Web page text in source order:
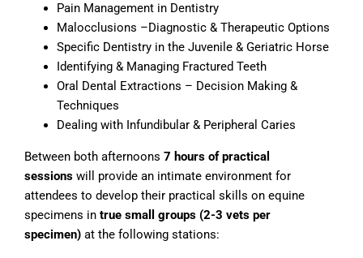
Pain Management in Dentistry
Malocclusions –Diagnostic & Therapeutic Options
Specific Dentistry in the Juvenile & Geriatric Horse
Identifying & Managing Fractured Teeth
Oral Dental Extractions – Decision Making &
Techniques
Dealing with Infundibular & Peripheral Caries
Between both afternoons 7 hours of practical
sessions will provide an intimate environment for
attendees to develop their practical skills on equine
specimens in true small groups (2-3 vets per
specimen) at the following stations: